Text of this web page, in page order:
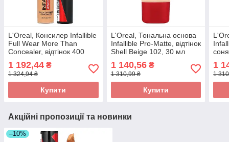
L'Oreal, Консилер Infallible
Full Wear More Than
Concealer, відтінок 400
«Карамель», 10 мл
оригінал
1 192,44 ₴
1 324,94 ₴
Купити
L'Oreal, Тональна основа
Infallible Pro-Matte, відтінок
Shell Beige 102, 30 мл
оригінал
1 140,56₴
1 310,99 ₴
Купити
30
1
1
Акційні пропозиції та новинки
–10%